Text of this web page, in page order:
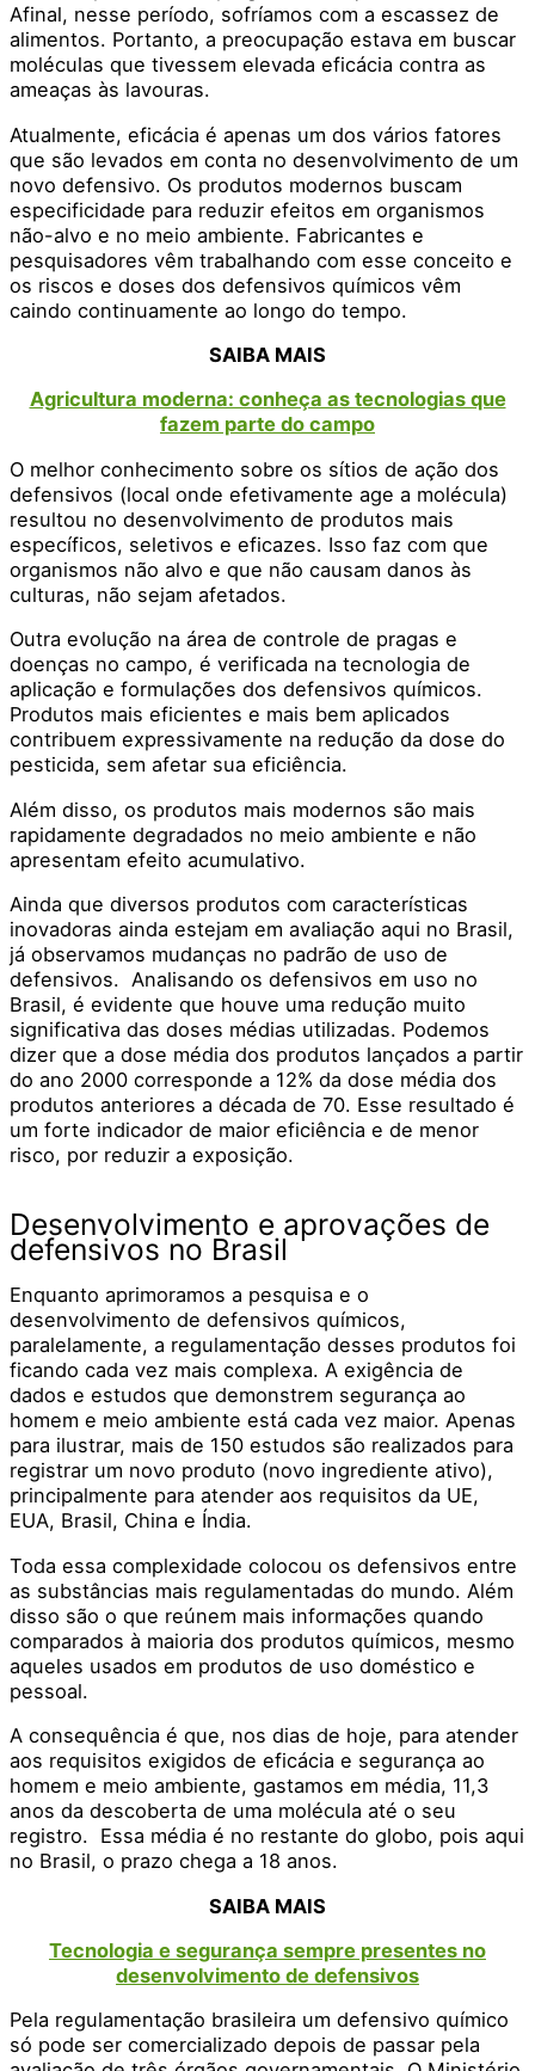
Afinal, nesse período, sofríamos com a escassez de
alimentos. Portanto, a preocupação estava em buscar
moléculas que tivessem elevada eficácia contra as
ameaças às lavouras.
Atualmente, eficácia é apenas um dos vários fatores
que são levados em conta no desenvolvimento de um
novo defensivo. Os produtos modernos buscam
especificidade para reduzir efeitos em organismos
não-alvo e no meio ambiente. Fabricantes e
pesquisadores vêm trabalhando com esse conceito e
os riscos e doses dos defensivos químicos vêm
caindo continuamente ao longo do tempo.
SAIBA MAIS
Agricultura moderna: conheça as tecnologias que
fazem parte do campo
O melhor conhecimento sobre os sítios de ação dos
defensivos (local onde efetivamente age a molécula)
resultou no desenvolvimento de produtos mais
específicos, seletivos e eficazes. Isso faz com que
organismos não alvo e que não causam danos às
culturas, não sejam afetados.
Outra evolução na área de controle de pragas e
doenças no campo, é verificada na tecnologia de
aplicação e formulações dos defensivos químicos.
Produtos mais eficientes e mais bem aplicados
contribuem expressivamente na redução da dose do
pesticida, sem afetar sua eficiência.
Além disso, os produtos mais modernos são mais
rapidamente degradados no meio ambiente e não
apresentam efeito acumulativo.
Ainda que diversos produtos com características
inovadoras ainda estejam em avaliação aqui no Brasil,
já observamos mudanças no padrão de uso de
defensivos. Analisando os defensivos em uso no
Brasil, é evidente que houve uma redução muito
significativa das doses médias utilizadas. Podemos
dizer que a dose média dos produtos lançados a partir
do ano 2000 corresponde a 12% da dose média dos
produtos anteriores a década de 70. Esse resultado é
um forte indicador de maior eficiência e de menor
risco, por reduzir a exposição.
Desenvolvimento e aprovações de
defensivos no Brasil
Enquanto aprimoramos a pesquisa e o
desenvolvimento de defensivos químicos,
paralelamente, a regulamentação desses produtos foi
ficando cada vez mais complexa. A exigência de
dados e estudos que demonstrem segurança ao
homem e meio ambiente está cada vez maior. Apenas
para ilustrar, mais de 150 estudos são realizados para
registrar um novo produto (novo ingrediente ativo),
principalmente para atender aos requisitos da UE,
EUA, Brasil, China e Índia.
Toda essa complexidade colocou os defensivos entre
as substâncias mais regulamentadas do mundo. Além
disso são o que reúnem mais informações quando
comparados à maioria dos produtos químicos, mesmo
aqueles usados em produtos de uso doméstico e
pessoal.
A consequência é que, nos dias de hoje, para atender
aos requisitos exigidos de eficácia e segurança ao
homem e meio ambiente, gastamos em média, 11,3
anos da descoberta de uma molécula até o seu
registro. Essa média é no restante do globo, pois aqui
no Brasil, o prazo chega a 18 anos.
SAIBA MAIS
Tecnologia e segurança sempre presentes no
desenvolvimento de defensivos
Pela regulamentação brasileira um defensivo químico
só pode ser comercializado depois de passar pela